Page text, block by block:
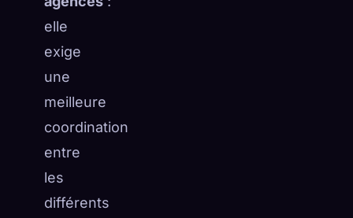
elle
exige
une
meilleure
coordination
entre
les
différents